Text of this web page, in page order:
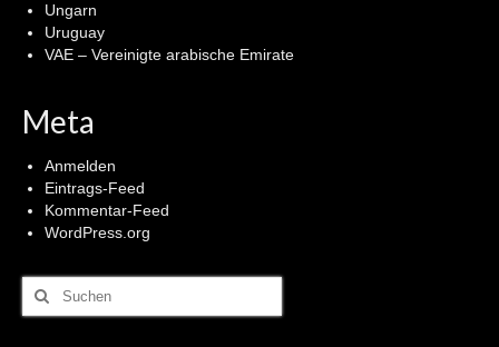
Ungarn
Uruguay
VAE – Vereinigte arabische Emirate
Meta
Anmelden
Eintrags-Feed
Kommentar-Feed
WordPress.org
Suchen
nach: